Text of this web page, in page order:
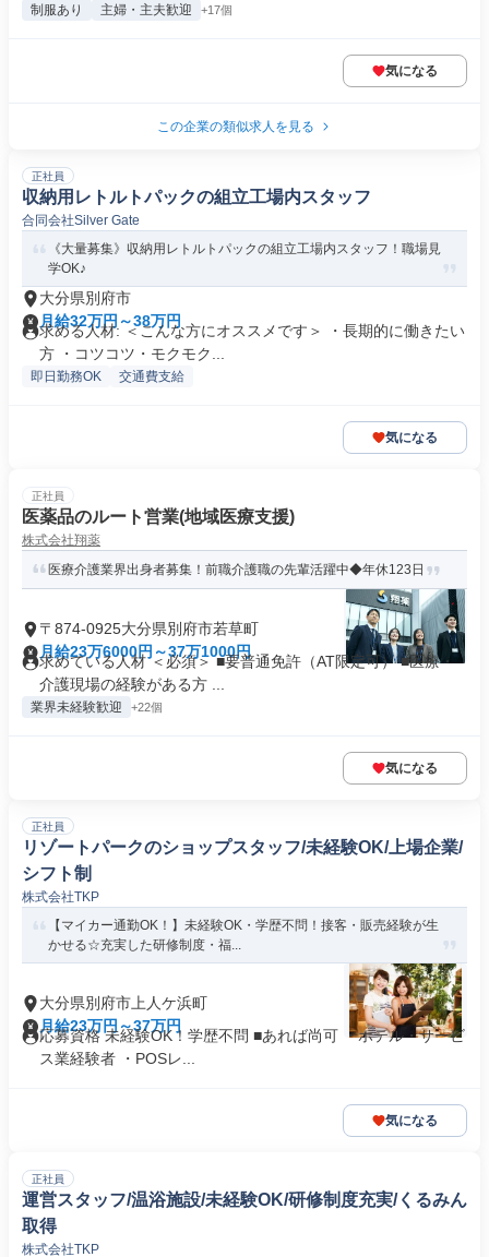
制服あり 主婦・主夫歓迎 +17個
気になる
この企業の類似求人を見る
正社員
収納用レトルトパックの組立工場内スタッフ
合同会社Silver Gate
《大量募集》収納用レトルトパックの組立工場内スタッフ！職場見
学OK♪
大分県別府市
月給32万円～38万円
求める人材: ＜こんな方にオススメです＞ ・長期的に働きたい
方 ・コツコツ・モクモク...
即日勤務OK 交通費支給
気になる
正社員
医薬品のルート営業(地域医療支援)
株式会社翔薬
医療介護業界出身者募集！前職介護職の先輩活躍中◆年休123日
〒874-0925大分県別府市若草町
月給23万6000円～37万1000円
求めている人材 ＜必須＞ ■要普通免許（AT限定可） ■医療・
介護現場の経験がある方 ...
業界未経験歓迎 +22個
気になる
正社員
リゾートパークのショップスタッフ/未経験OK/上場企業/
シフト制
株式会社TKP
【マイカー通勤OK！】未経験OK・学歴不問！接客・販売経験が生
かせる☆充実した研修制度・福...
大分県別府市上人ケ浜町
月給23万円～37万円
応募資格 未経験OK！学歴不問 ■あれば尚可 ・ホテル・サービ
ス業経験者 ・POSレ...
気になる
正社員
運営スタッフ/温浴施設/未経験OK/研修制度充実/くるみん
取得
株式会社TKP